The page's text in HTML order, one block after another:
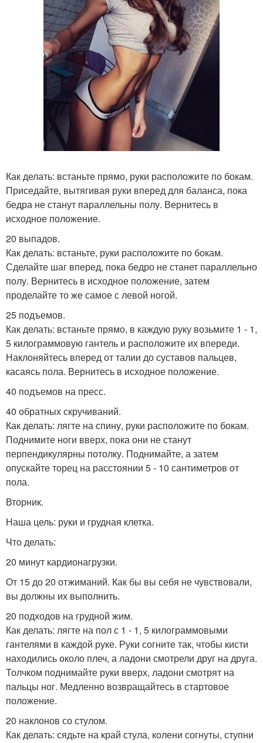
Как делать: встаньте прямо, руки расположите по бокам.
Приседайте, вытягивая руки вперед для баланса, пока
бедра не станут параллельны полу. Вернитесь в
исходное положение.
20 выпадов.
Как делать: встаньте, руки расположите по бокам.
Сделайте шаг вперед, пока бедро не станет параллельно
полу. Вернитесь в исходное положение, затем
проделайте то же самое с левой ногой.
25 подъемов.
Как делать: встаньте прямо, в каждую руку возьмите 1 - 1,
5 килограммовую гантель и расположите их впереди.
Наклоняйтесь вперед от талии до суставов пальцев,
касаясь пола. Вернитесь в исходное положение.
40 подъемов на пресс.
40 обратных скручиваний.
Как делать: лягте на спину, руки расположите по бокам.
Поднимите ноги вверх, пока они не станут
перпендикулярны потолку. Поднимайте, а затем
опускайте торец на расстоянии 5 - 10 сантиметров от
пола.
Вторник.
Наша цель: руки и грудная клетка.
Что делать:
20 минут кардионагрузки.
От 15 до 20 отжиманий. Как бы вы себя не чувствовали,
вы должны их выполнить.
20 подходов на грудной жим.
Как делать: лягте на пол с 1 - 1, 5 килограммовыми
гантелями в каждой руке. Руки согните так, чтобы кисти
находились около плеч, а ладони смотрели друг на друга.
Толчком поднимайте руки вверх, ладони смотрят на
пальцы ног. Медленно возвращайтесь в стартовое
положение.
20 наклонов со стулом.
Как делать: сядьте на край стула, колени согнуты, ступни